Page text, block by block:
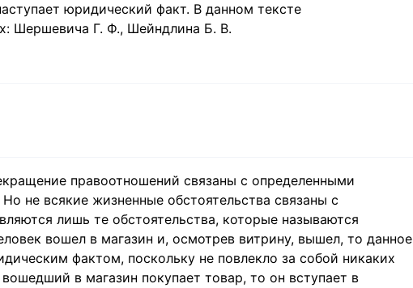
юридический факт. В данном тексте
Шершевича Г. Ф., Шейндлина Б. В.
правоотношений связаны с определенными
не всякие жизненные обстоятельства связаны с
лишь те обстоятельства, которые называются
вошел в магазин и, осмотрев витрину, вышел, то данное
фактом, поскольку не повлекло за собой никаких
в магазин покупает товар, то он вступает в